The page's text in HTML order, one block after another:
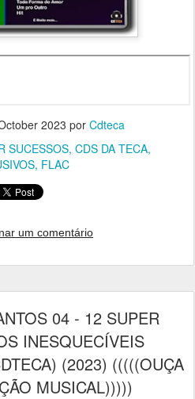
2023 por Cdteca
SUCESSOS CDS DA TECA
FLAC
um comentário
04 - 12 SUPER
INESQUECÍVEIS
(2023) (((((OUÇA
MUSICAL)))))